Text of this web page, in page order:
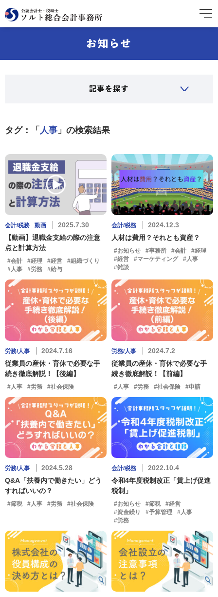
タグ：「 人事 」の検索結果
会計/税務 動画
2025.7.30
【動画】退職金支給の際の注意
点と計算方法
#会計 #経理 #経営
#組織づくり
#人事
#労務 #給与
会計/税務
2024.12.3
人材は費用？それとも資産？
#お知らせ #事務所 #会計
#経理
#経営
#マーケティング
#人事
#雑談
労務/人事
2024.7.16
従業員の産休・育休で必要な手
続き徹底解説！【後編】
#人事 #労務 #社会保険
労務/人事
2024.7.2
従業員の産休・育休で必要な手
続き徹底解説！【前編】
#人事 #労務 #社会保険 #申請
労務/人事
2024.5.28
Q&A「扶養内で働きたい」どう
すればいいの？
#節税 #人事 #労務 #社会保険
会計/税務
2022.10.4
令和4年度税制改正「賃上げ促進
税制」
#お知らせ #節税
#経営
#資金繰り
#予算管理
#人事
#労務